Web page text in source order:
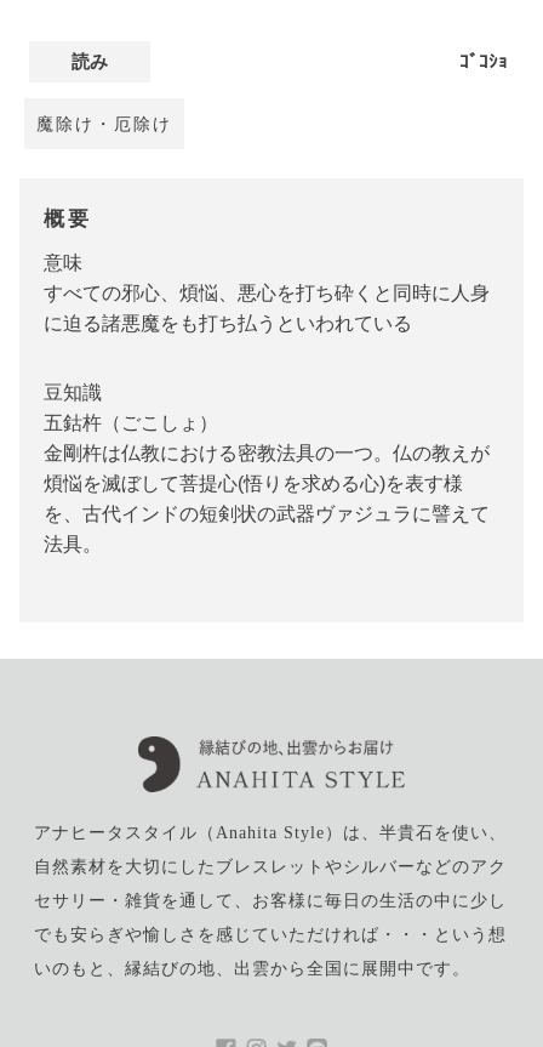
読み ｺﾞｺｼｮ
魔除け・厄除け
概要
意味
すべての邪心、煩悩、悪心を打ち砕くと同時に人身
に迫る諸悪魔をも打ち払うといわれている
豆知識
五鈷杵（ごこしょ）
金剛杵は仏教における密教法具の一つ。仏の教えが
煩悩を滅ぼして菩提心(悟りを求める心)を表す様
を、古代インドの短剣状の武器ヴァジュラに譬えて
法具。
アナヒータスタイル（Anahita Style）は、半貴石を使い、
自然素材を大切にしたブレスレットやシルバーなどのアク
セサリー・雑貨を通して、お客様に毎日の生活の中に少し
でも安らぎや愉しさを感じていただければ・・・という想
いのもと、縁結びの地、出雲から全国に展開中です。